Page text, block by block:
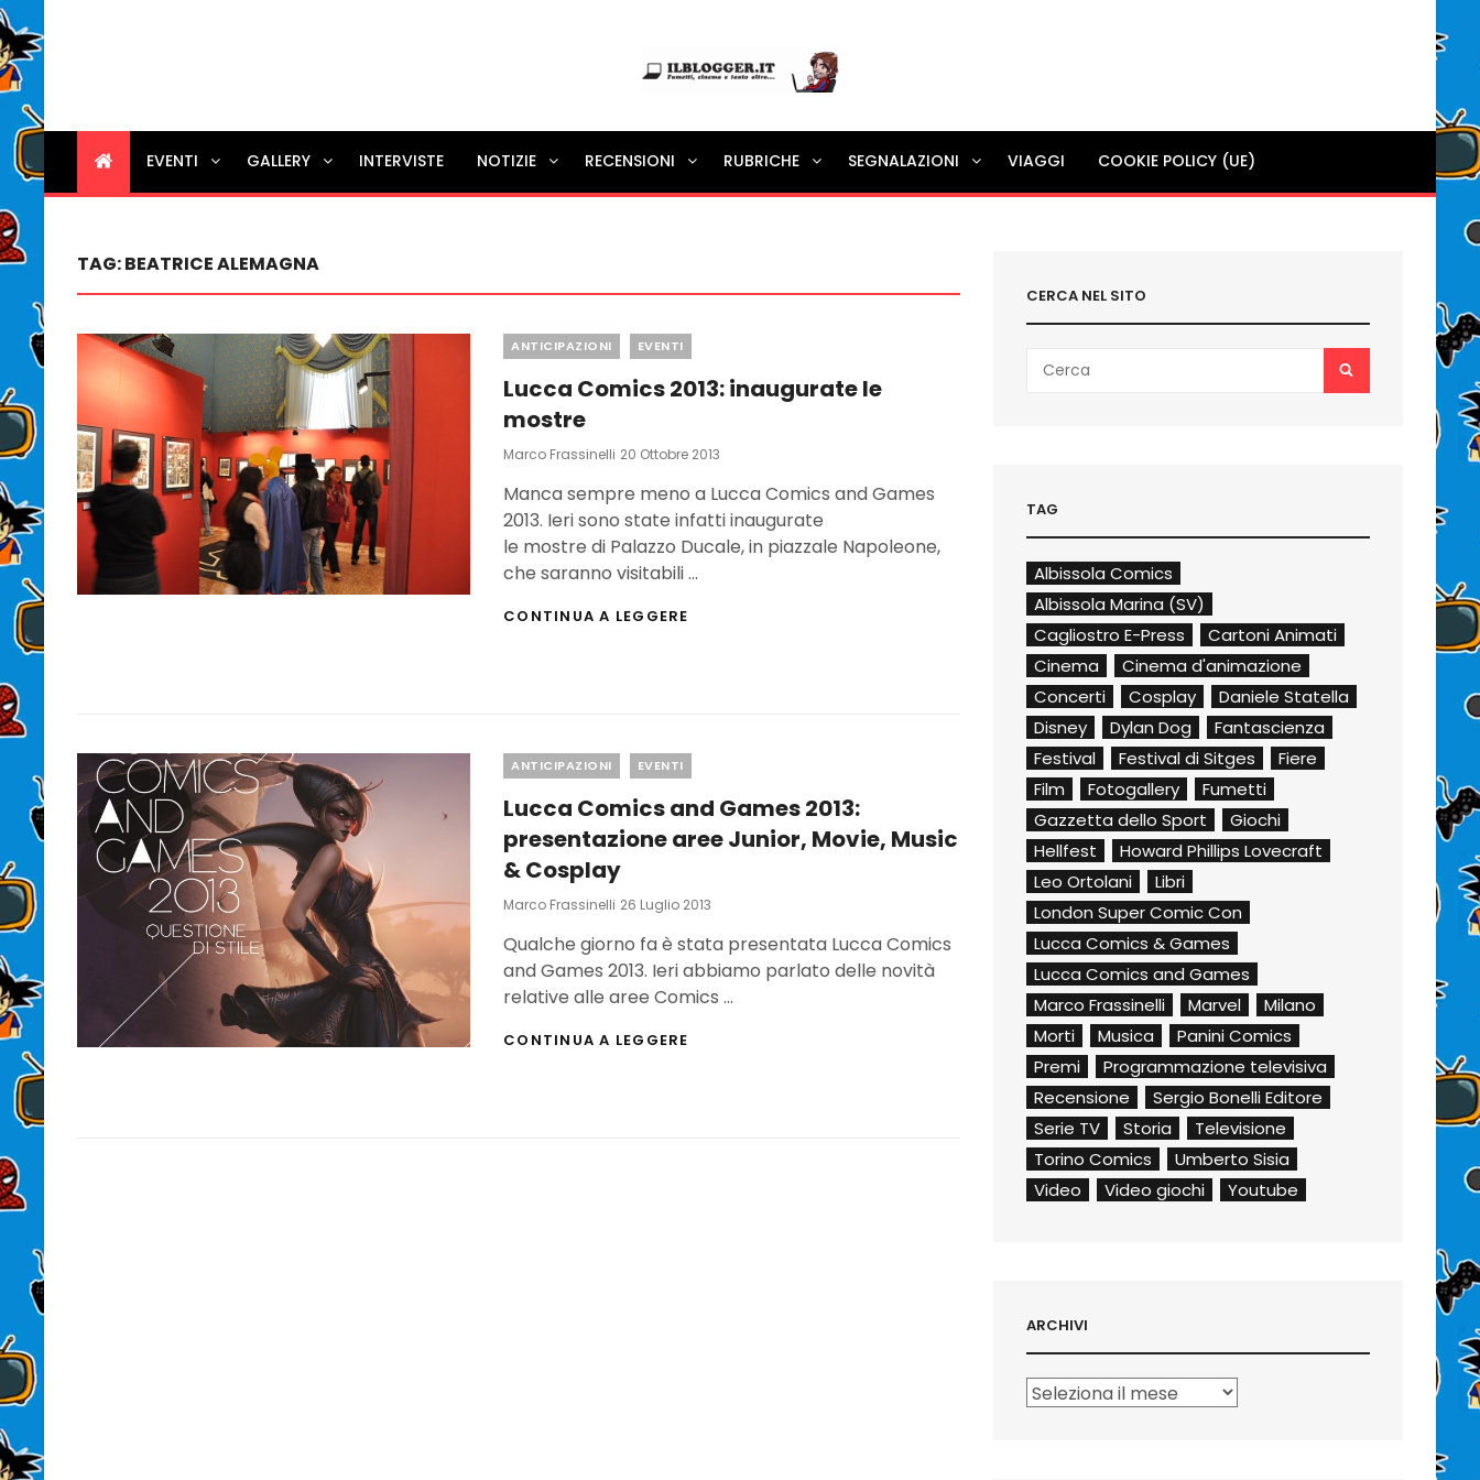
Ilblogger.it
Il portalino di blog |
EVENTI GALLERY INTERVISTE NOTIZIE RECENSIONI RUBRICHE SEGNALAZIONI VIAGGI COOKIE POLICY (UE)
TAG:BEATRICE ALEMAGNA
Categories
ANTICIPAZIONI EVENTI
Lucca Comics 2013: inaugurate le
mostre
Marco Frassinelli Posted
20 Ottobre 2013
Manca sempre meno a Lucca Comics and Games
2013. Ieri sono state infatti inaugurate
le mostre di Palazzo Ducale, in piazzale Napoleone,
che saranno visitabili …
CONTINUA A LEGGERE
Categories
ANTICIPAZIONI EVENTI
Lucca Comics and Games 2013:
presentazione aree Junior, Movie, Music
& Cosplay
Marco Frassinelli Posted
26 Luglio 2013
Qualche giorno fa è stata presentata Lucca Comics
and Games 2013. Ieri abbiamo parlato delle novità
relative alle aree Comics …
CONTINUA A LEGGERE
CERCA NEL SITO
for:
TAG
Albissola Comics
Albissola Marina (SV)
Cagliostro E-Press
Cartoni Animati
Cinema
Cinema d'animazione
Concerti
Cosplay
Daniele Statella
Disney
Dylan Dog
Fantascienza
Festival
Festival di Sitges
Fiere
Film
Fotogallery
Fumetti
Gazzetta dello Sport
Giochi
Hellfest
Howard Phillips Lovecraft
Leo Ortolani
Libri
London Super Comic Con
Lucca Comics & Games
Lucca Comics and Games
Marco Frassinelli
Marvel
Milano
Morti
Musica
Panini Comics
Premi
Programmazione televisiva
Recensione
Sergio Bonelli Editore
Serie TV
Storia
Televisione
Torino Comics
Umberto Sisia
Video
Video giochi Youtube
ARCHIVI
Archivi